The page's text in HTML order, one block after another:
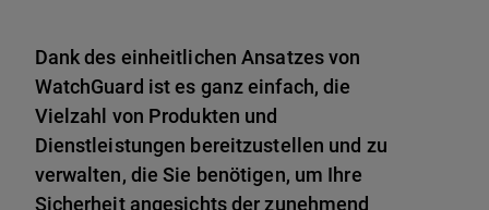
Dank des einheitlichen Ansatzes von
WatchGuard ist es ganz einfach, die
Vielzahl von Produkten und
Dienstleistungen bereitzustellen und zu
verwalten, die Sie benötigen, um Ihre
Sicherheit angesichts der zunehmend